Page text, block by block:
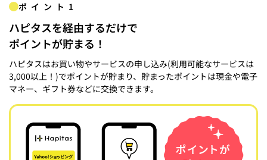
ポイント1
ハピタスを経由するだけで
ポイントが貯まる！
ハピタスはお買い物やサービスの申し込み(利用可能なサービスは
3,000以上！)でポイントが貯まり、貯まったポイントは現金や電子
マネー、ギフト券などに交換できます。